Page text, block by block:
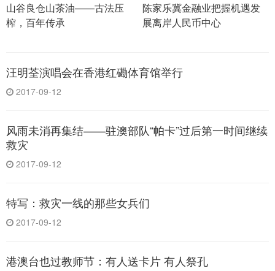
山谷良仓山茶油——古法压
榨，百年传承
陈家乐冀金融业把握机遇发
展离岸人民币中心
汪明荃演唱会在香港红磡体育馆举行
2017-09-12
风雨未消再集结——驻澳部队“帕卡”过后第一时间继续
救灾
2017-09-12
特写：救灾一线的那些女兵们
2017-09-12
港澳台也过教师节：有人送卡片 有人祭孔